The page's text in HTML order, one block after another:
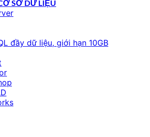
SỞ DỮ LIỆU
đầy dữ liệu, giới hạn 10GB